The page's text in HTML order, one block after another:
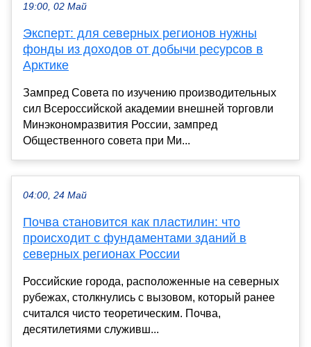
19:00, 02 Май
Эксперт: для северных регионов нужны
фонды из доходов от добычи ресурсов в
Арктике
Зампред Совета по изучению производительных
сил Всероссийской академии внешней торговли
Минэкономразвития России, зампред
Общественного совета при Ми...
04:00, 24 Май
Почва становится как пластилин: что
происходит с фундаментами зданий в
северных регионах России
Российские города, расположенные на северных
рубежах, столкнулись с вызовом, который ранее
считался чисто теоретическим. Почва,
десятилетиями служивш...